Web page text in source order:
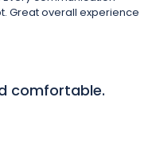
Great overall experience
comfortable.